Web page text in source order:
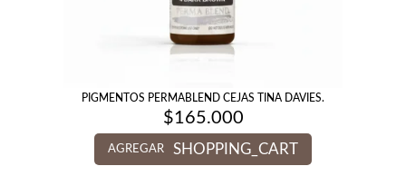
PIGMENTOS PERMABLEND CEJAS TINA DAVIES.
$165.000
AGREGAR SHOPPING_CART